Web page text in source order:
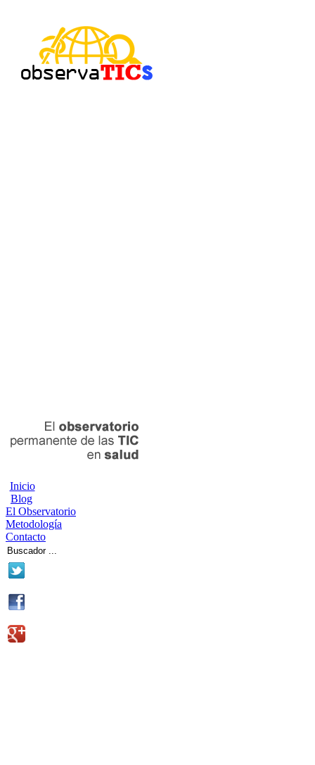
Inicio
Blog
El Observatorio
Metodología
Contacto